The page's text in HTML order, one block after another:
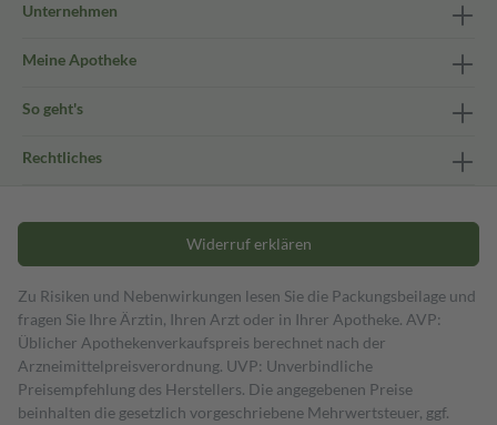
Unternehmen
Meine Apotheke
So geht's
Rechtliches
Widerruf erklären
Zu Risiken und Nebenwirkungen lesen Sie die Packungsbeilage und
fragen Sie Ihre Ärztin, Ihren Arzt oder in Ihrer Apotheke. AVP:
Üblicher Apothekenverkaufspreis berechnet nach der
Arzneimittelpreisverordnung. UVP: Unverbindliche
Preisempfehlung des Herstellers. Die angegebenen Preise
beinhalten die gesetzlich vorgeschriebene Mehrwertsteuer, ggf.